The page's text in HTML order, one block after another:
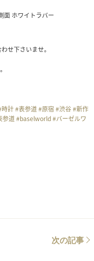
面 ホワイトラバー
せ下さいませ。
時計#表参道#原宿 #渋谷#新作
参道#baselworld#バーゼルワ
次の記事